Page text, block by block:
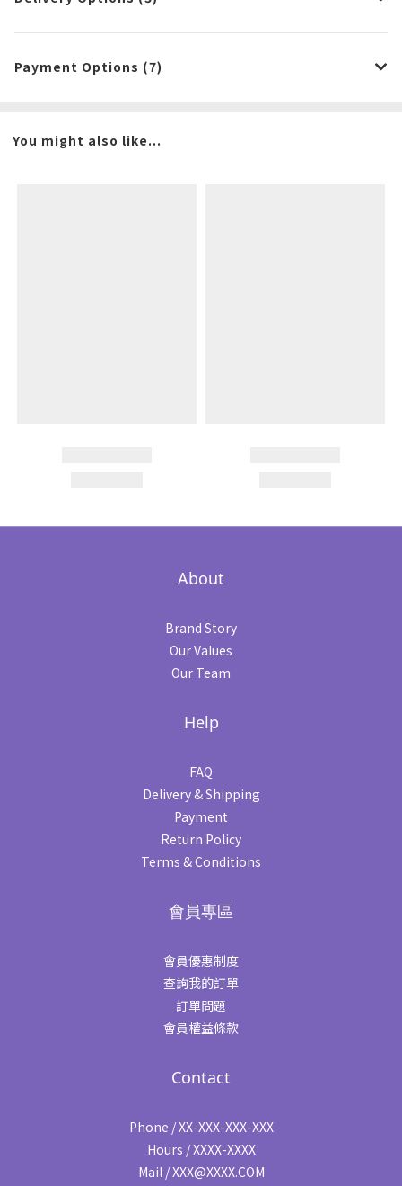
Payment Options (7)
You might also like...
About
Brand Story
Our Values
Our Team
Help
FAQ
Delivery & Shipping
Payment
Return Policy
Terms & Conditions
會員專區
會員優惠制度
查詢我的訂單
訂單問題
會員權益條款
Contact
Phone / XX-XXX-XXX-XXX
Hours / XXXX-XXXX
Mail / XXX@XXXX.COM